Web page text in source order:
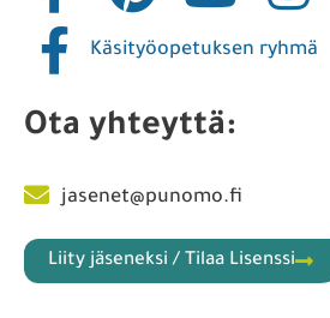
Käsityöopetuksen ryhmä
Ota yhteyttä:
jasenet@punomo.fi
Liity jäseneksi / Tilaa Lisenssi